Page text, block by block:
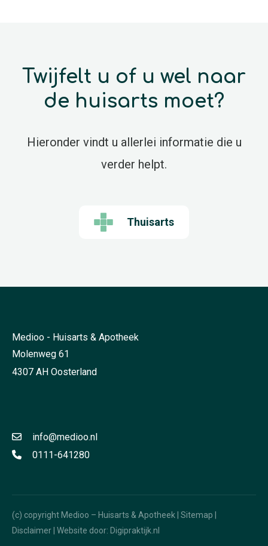
Twijfelt u of u wel naar
de huisarts moet?
Hieronder vindt u allerlei informatie die u
verder helpt.
Thuisarts
Medioo - Huisarts & Apotheek
Molenweg 61
4307 AH Oosterland
info@medioo.nl
0111-641280
(c) copyright Medioo – Huisarts & Apotheek | Sitemap
Disclaimer | Website door: Digipraktijk.nl